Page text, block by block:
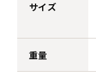
サイズ
重量